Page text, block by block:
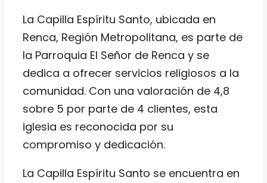
La Capilla Espíritu Santo, ubicada en
Renca, Región Metropolitana, es parte de
la Parroquia El Señor de Renca y se
dedica a ofrecer servicios religiosos a la
comunidad. Con una valoración de 4,8
sobre 5 por parte de 4 clientes, esta
iglesia es reconocida por su
compromiso y dedicación.
La Capilla Espíritu Santo se encuentra en